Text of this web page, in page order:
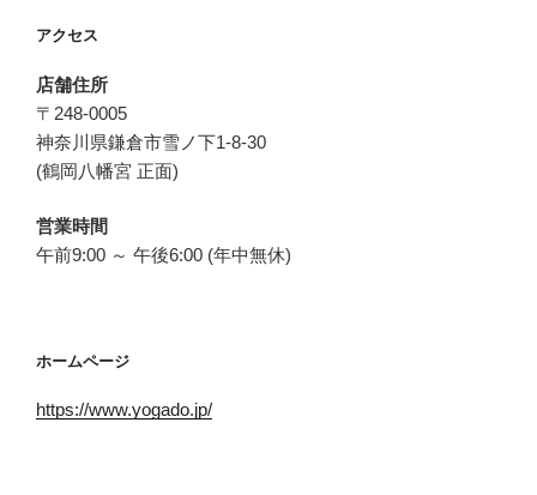
アクセス
店舗住所
〒248-0005
神奈川県鎌倉市雪ノ下1-8-30
(鶴岡八幡宮 正面)
営業時間
午前9:00 ～ 午後6:00 (年中無休)
ホームページ
https://www.yogado.jp/